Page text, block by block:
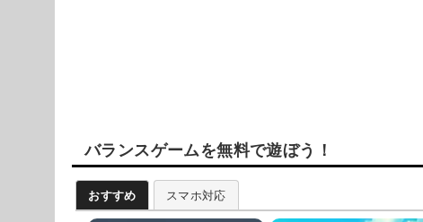
バランスゲームを無料で遊ぼう！
おすすめ スマホ対応